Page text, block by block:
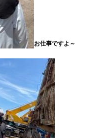
お仕事ですよ～